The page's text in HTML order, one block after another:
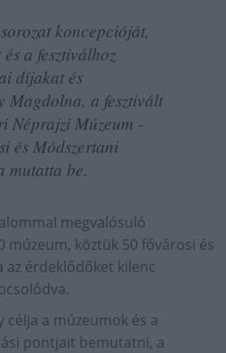
koncepcióját,
a fesztiválhoz
díjakat és
Magdolna, a fesztivált
Néprajzi Múzeum -
és Módszertani
mutatta be.
megvalósuló
köztük 50 fővárosi és
az érdeklődőket kilenc
célja a múzeumok és a
pontjait bemutatni, a